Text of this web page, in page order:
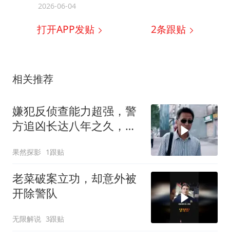
2026-06-04
打开APP发贴 2条跟贴
相关推荐
嫌犯反侦查能力超强，警
方追凶长达八年之久，这
果然探影 1跟贴
老菜破案立功，却意外被
开除警队
无限解说 3跟贴